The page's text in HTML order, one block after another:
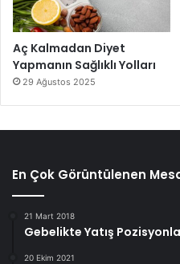
Aç Kalmadan Diyet
Yapmanın Sağlıklı Yolları
29 Ağustos 2025
En Çok Görüntülenen
21 Mart 2018
Gebelikte Yatış
20 Ekim 2021